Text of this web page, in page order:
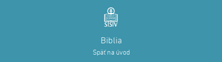
Biblia
Späť na úvod